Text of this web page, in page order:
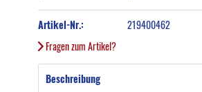
Artikel-Nr.:
219400462
Fragen zum Artikel?
Beschreibung